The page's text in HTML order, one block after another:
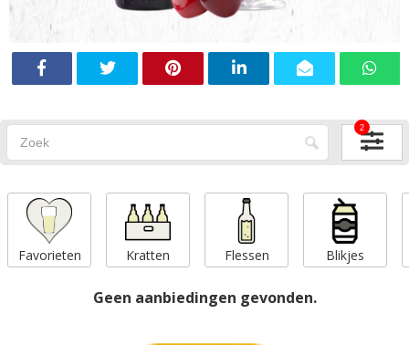
2
Favorieten Kratten Flessen Blikjes
Geen aanbiedingen gevonden.